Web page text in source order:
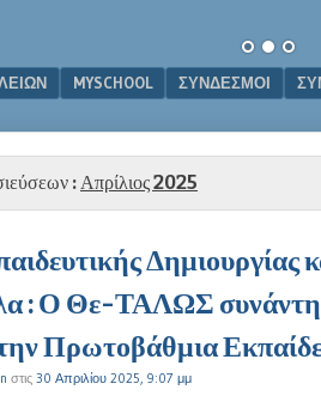
MYSCHOOL ΣΎΝΔΕΣΜΟΙ
:Απρίλιος 2025
: Ο Θε-ΤΑΛΩΣ
Πρωτοβάθμια
στις 30 Απριλίου 2025, 9:07 μμ